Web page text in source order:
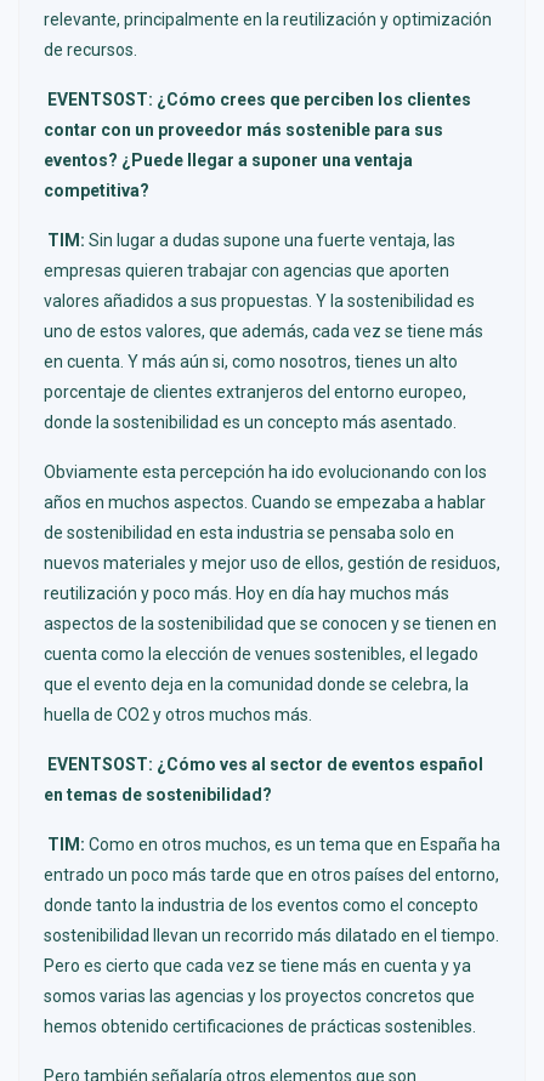
relevante, principalmente en la reutilización y optimización
de recursos.
EVENTSOST: ¿Cómo crees que perciben los clientes
contar con un proveedor más sostenible para sus
eventos? ¿Puede llegar a suponer una ventaja
competitiva?
TIM: Sin lugar a dudas supone una fuerte ventaja, las
empresas quieren trabajar con agencias que aporten
valores añadidos a sus propuestas. Y la sostenibilidad es
uno de estos valores, que además, cada vez se tiene más
en cuenta. Y más aún si, como nosotros, tienes un alto
porcentaje de clientes extranjeros del entorno europeo,
donde la sostenibilidad es un concepto más asentado.
Obviamente esta percepción ha ido evolucionando con los
años en muchos aspectos. Cuando se empezaba a hablar
de sostenibilidad en esta industria se pensaba solo en
nuevos materiales y mejor uso de ellos, gestión de residuos,
reutilización y poco más. Hoy en día hay muchos más
aspectos de la sostenibilidad que se conocen y se tienen en
cuenta como la elección de venues sostenibles, el legado
que el evento deja en la comunidad donde se celebra, la
huella de CO2 y otros muchos más.
EVENTSOST: ¿Cómo ves al sector de eventos español
en temas de sostenibilidad?
TIM: Como en otros muchos, es un tema que en España ha
entrado un poco más tarde que en otros países del entorno,
donde tanto la industria de los eventos como el concepto
sostenibilidad llevan un recorrido más dilatado en el tiempo.
Pero es cierto que cada vez se tiene más en cuenta y ya
somos varias las agencias y los proyectos concretos que
hemos obtenido certificaciones de prácticas sostenibles.
Pero también señalaría otros elementos que son